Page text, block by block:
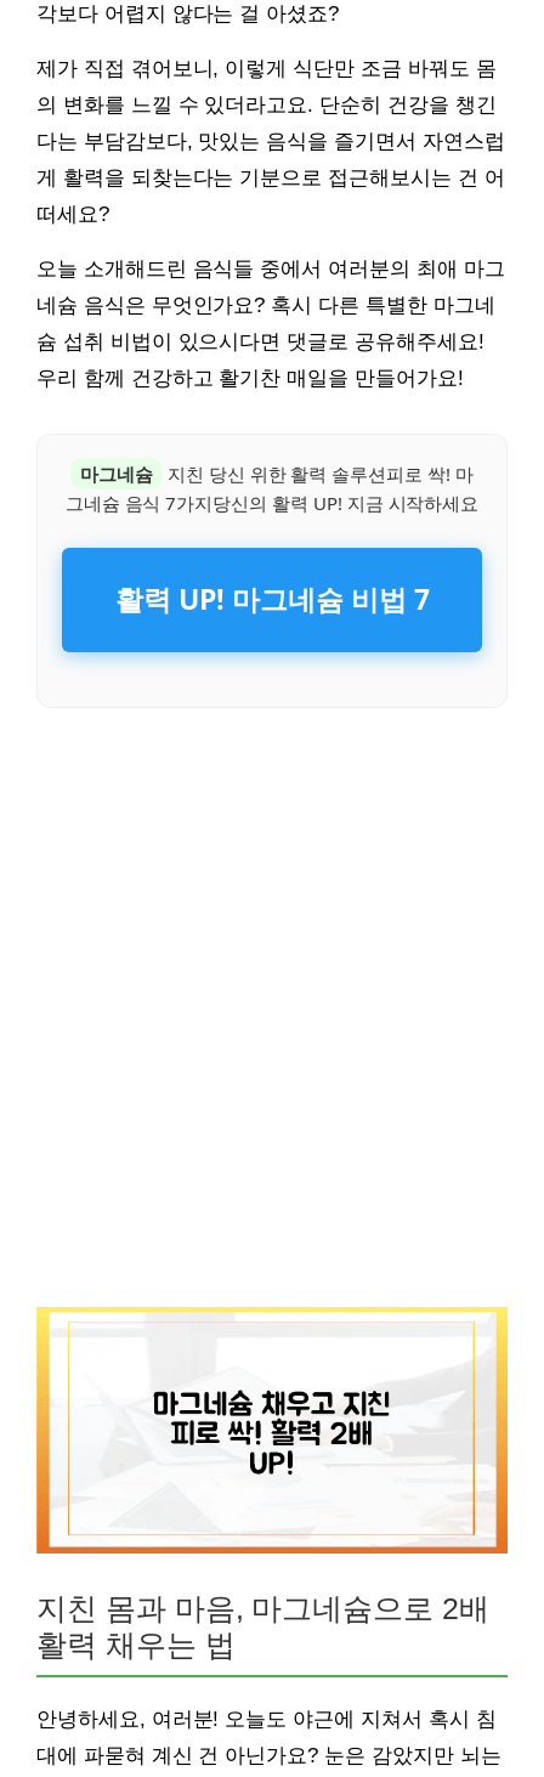
각보다 어렵지 않다는 걸 아셨죠?
제가 직접 겪어보니, 이렇게 식단만 조금 바꿔도 몸
의 변화를 느낄 수 있더라고요. 단순히 건강을 챙긴
다는 부담감보다, 맛있는 음식을 즐기면서 자연스럽
게 활력을 되찾는다는 기분으로 접근해보시는 건 어
떠세요?
오늘 소개해드린 음식들 중에서 여러분의 최애 마그
네슘 음식은 무엇인가요? 혹시 다른 특별한 마그네
슘 섭취 비법이 있으시다면 댓글로 공유해주세요!
우리 함께 건강하고 활기찬 매일을 만들어가요!
마그네슘
지친 당신 위한 활력 솔루션피로 싹! 마
그네슘 음식 7가지당신의 활력 UP! 지금 시작하세요
활력 UP! 마그네슘 비법 7
지친 몸과 마음, 마그네슘으로 2배
활력 채우는 법
안녕하세요, 여러분! 오늘도 야근에 지쳐서 혹시 침
대에 파묻혀 계신 건 아닌가요? 눈은 감았지만 뇌는